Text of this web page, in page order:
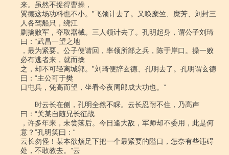
来。虽然不捉得曹操，
翼德这场功料也不小。”飞领计去了。又唤糜竺、糜芳、刘封三
人各驾船只，绕江
剿擒败军，夺取器械。三人领计去了。孔明起身，谓公子刘琦
曰：“武昌一望之地
，最为紧要。公子便请回，率领所部之兵，陈于岸口。操一败
必有逃者来，就而擒
之，却不可轻离城郭。”刘琦便辞玄德、孔明去了。孔明谓玄德
曰：“主公可于樊
口屯兵，凭高而望，坐看今夜周郎成大功也。”
时云长在侧，孔明全然不睬。云长忍耐不住，乃高声
曰：“关某自随兄长征战
，许多年来，未尝落后。今日逢大敌，军师却不委用，此是何
意？”孔明笑曰：“
云长勿怪！某本欲烦足下把一个最紧要的隘口，怎奈有些违碍
处，不敢教去。”云